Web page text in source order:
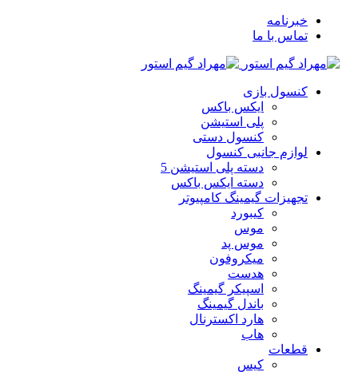
خبرنامه
تماس با ما
کنسول بازی
ایکس باکس
پلی استیشن
کنسول دستی
لوازم جانبی کنسول
دسته پلی استیشن 5
دسته ایکس باکس
تجهیزات گیمینگ کامپیوتر
کیبورد
موس
موس پد
میکروفون
هدست
اسپیکر گیمینگ
باندل گیمینگ
هارد اکسترنال
هاب
قطعات
کیس